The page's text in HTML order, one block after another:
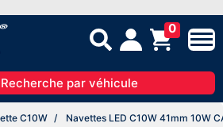
0
Recherche par véhicule
C10W Navettes LED C10W 41mm 10W